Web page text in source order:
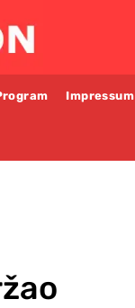
Impressum